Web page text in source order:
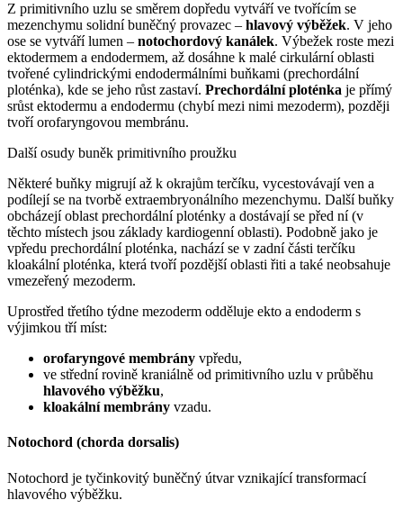
Z primitivního uzlu se směrem dopředu vytváří ve tvořícím se
mezenchymu solidní buněčný provazec – hlavový výběžek. V jeho
ose se vytváří lumen – notochordový kanálek. Výbežek roste mezi
ektodermem a endodermem, až dosáhne k malé cirkulární oblasti
tvořené cylindrickými endodermálními buňkami (prechordální
ploténka), kde se jeho růst zastaví. Prechordální ploténka je přímý
srůst ektodermu a endodermu (chybí mezi nimi mezoderm), později
tvoří orofaryngovou membránu.
Další osudy buněk primitivního proužku
Některé buňky migrují až k okrajům terčíku, vycestovávají ven a
podílejí se na tvorbě extraembryonálního mezenchymu. Další buňky
obcházejí oblast prechordální ploténky a dostávají se před ní (v
těchto místech jsou základy kardiogenní oblasti). Podobně jako je
vpředu prechordální ploténka, nachází se v zadní části terčíku
kloakální ploténka, která tvoří pozdější oblasti řiti a také neobsahuje
vmezeřený mezoderm.
Uprostřed třetího týdne mezoderm odděluje ekto a endoderm s
výjimkou tří míst:
orofaryngové membrány vpředu,
ve střední rovině kraniálně od primitivního uzlu v průběhu
hlavového výběžku,
kloakální membrány vzadu.
Notochord (chorda dorsalis)
Notochord je tyčinkovitý buněčný útvar vznikající transformací
hlavového výběžku.